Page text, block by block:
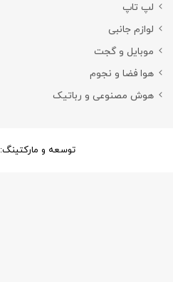
لپ تاپ
لوازم جانبی
موبایل و گجت
هوا فضا و نجوم
هوش مصنوعی و رباتیک
توسعه و مارکتینگ: